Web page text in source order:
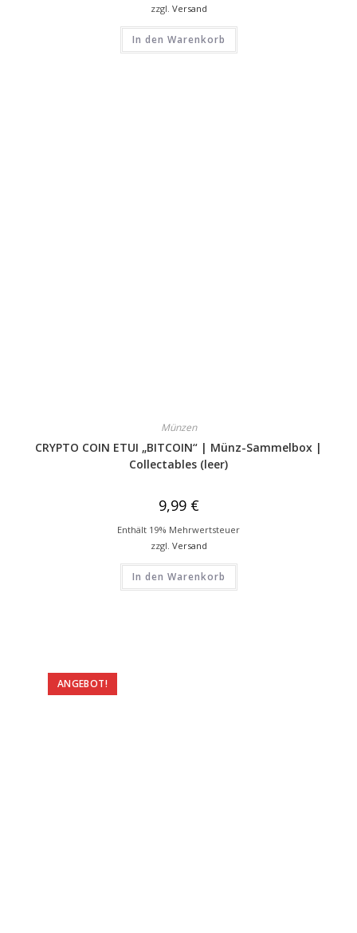
zzgl. Versand
In den Warenkorb
Münzen
CRYPTO COIN ETUI „BITCOIN“ | Münz-Sammelbox |
Collectables (leer)
9,99 €
Enthält 19% Mehrwertsteuer
zzgl. Versand
In den Warenkorb
ANGEBOT!